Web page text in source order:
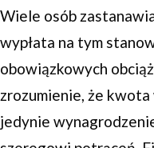
Wiele osób
wypłata na tym
obowiązkowych
zrozumienie, że
jedynie